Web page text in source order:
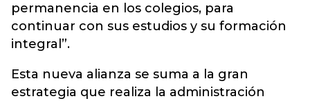
permanencia en los colegios, para
continuar con sus estudios y su formación
integral”.
Esta nueva alianza se suma a la gran
estrategia que realiza la administración